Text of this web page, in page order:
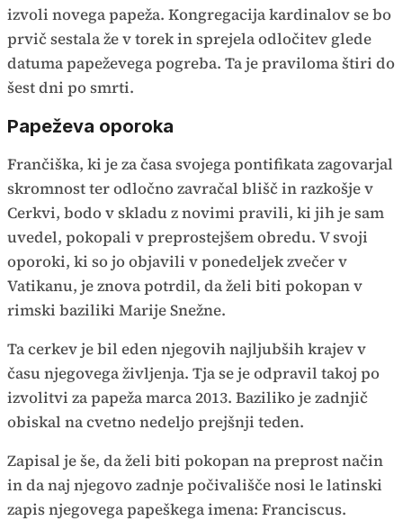
izvoli novega papeža. Kongregacija kardinalov se bo
prvič sestala že v torek in sprejela odločitev glede
datuma papeževega pogreba. Ta je praviloma štiri do
šest dni po smrti.
Papeževa oporoka
Frančiška, ki je za časa svojega pontifikata zagovarjal
skromnost ter odločno zavračal blišč in razkošje v
Cerkvi, bodo v skladu z novimi pravili, ki jih je sam
uvedel, pokopali v preprostejšem obredu. V svoji
oporoki, ki so jo objavili v ponedeljek zvečer v
Vatikanu, je znova potrdil, da želi biti pokopan v
rimski baziliki Marije Snežne.
Ta cerkev je bil eden njegovih najljubših krajev v
času njegovega življenja. Tja se je odpravil takoj po
izvolitvi za papeža marca 2013. Baziliko je zadnjič
obiskal na cvetno nedeljo prejšnji teden.
Zapisal je še, da želi biti pokopan na preprost način
in da naj njegovo zadnje počivališče nosi le latinski
zapis njegovega papeškega imena: Franciscus.